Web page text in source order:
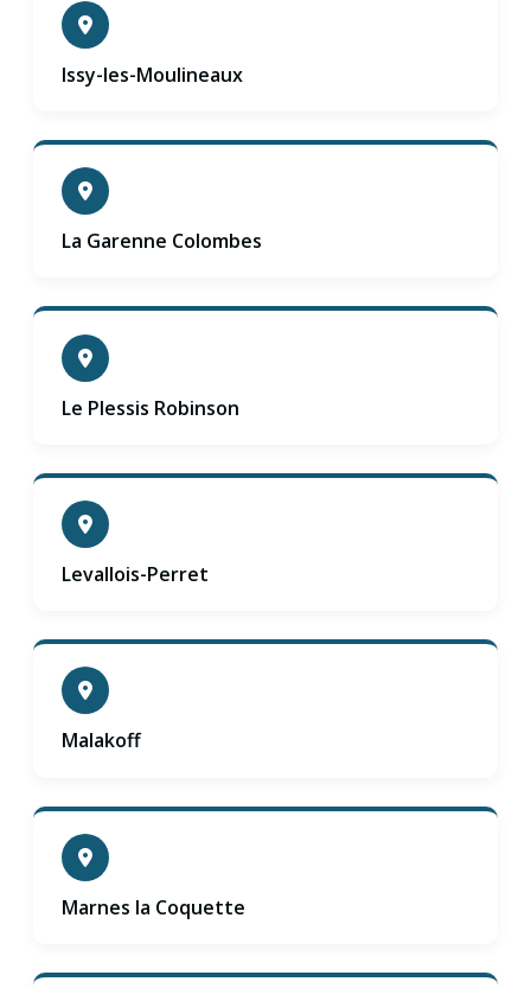
Issy-les-Moulineaux
La Garenne Colombes
Le Plessis Robinson
Levallois-Perret
Malakoff
Marnes la Coquette